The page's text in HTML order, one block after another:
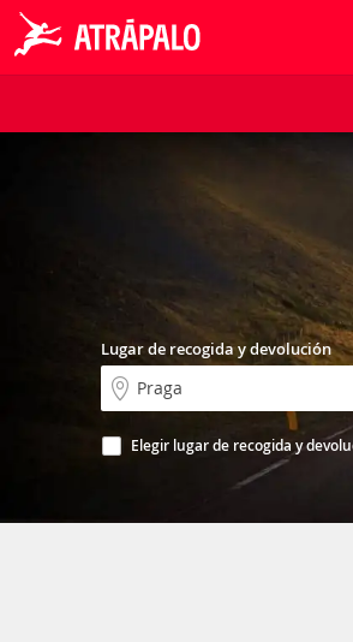
Lugar de recogida y devolución
Elegir lugar de recogida y